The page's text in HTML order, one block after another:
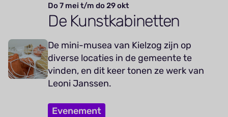
Do 7 mei t/m do 29 okt
De Kunstkabinetten
De mini-musea van Kielzog zijn op
diverse locaties in de gemeente te
vinden, en dit keer tonen ze werk van
Leoni Janssen.
Evenement